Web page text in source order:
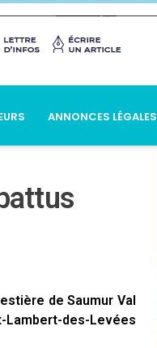
ANNONCES LÉGALES
de Saumur Val
des-Levées